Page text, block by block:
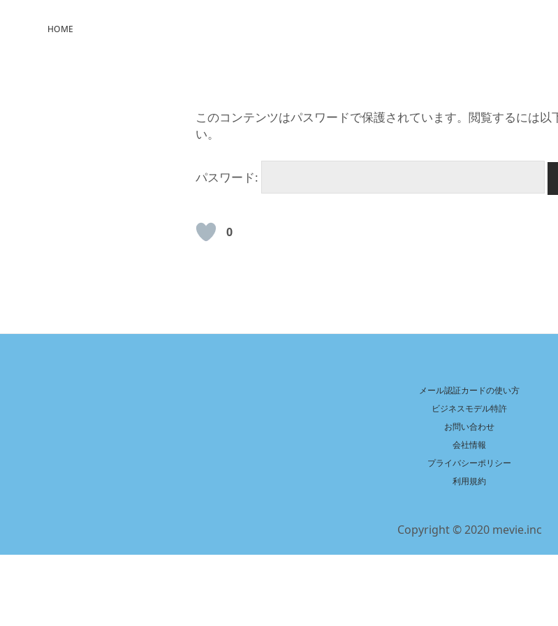
HOME
このコンテンツはパスワードで保護されています。閲覧するには以
い。
パスワード:
0
メール認証カードの使い方
ビジネスモデル特許
お問い合わせ
会社情報
プライバシーポリシー
利用規約
Copyright © 2020 mevie.inc